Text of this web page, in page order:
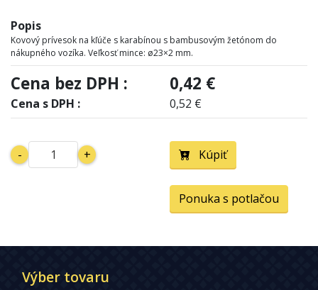
Popis
Kovový prívesok na kľúče s karabínou s bambusovým žetónom do
nákupného vozíka. Veľkosť mince: ø23×2 mm.
Cena bez DPH : 0,42 €
Cena s DPH : 0,52 €
- + Kúpiť
Ponuka s potlačou
Výber tovaru